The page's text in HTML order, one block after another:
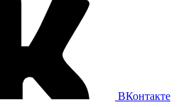
ВКонтакте